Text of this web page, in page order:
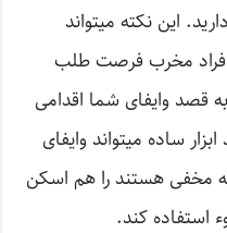
این نکته میتواند
مخرب فرصت طلب
قصد وایفای شما اقدامی
ساده میتواند وایفای
مخفی هستند را هم اسکن
استفاده کند.